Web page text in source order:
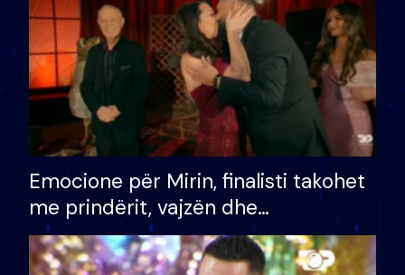
Emocione për Mirin, finalisti takohet
me prindërit, vajzën dhe
bashkëshorten: S’kemi ndonjë letër
divorci apo jo?